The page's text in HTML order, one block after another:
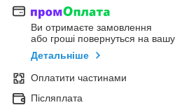
Ви отримаєте замовлення
або гроші повернуться на вашу
Детальніше
Оплатити частинами
Післяплата